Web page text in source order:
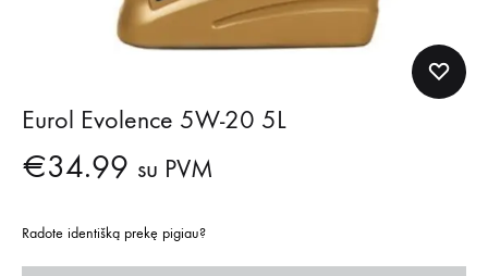
Eurol Evolence 5W-20 5L
€34.99 su PVM
Radote identišką prekę pigiau?